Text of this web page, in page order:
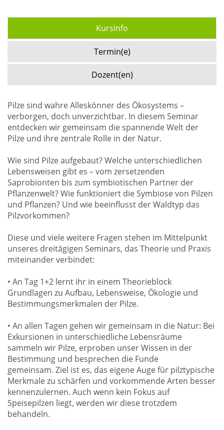
Kursinfo
Termin(e)
Dozent(en)
Pilze sind wahre Alleskönner des Ökosystems –
verborgen, doch unverzichtbar. In diesem Seminar
entdecken wir gemeinsam die spannende Welt der
Pilze und ihre zentrale Rolle in der Natur.
Wie sind Pilze aufgebaut? Welche unterschiedlichen
Lebensweisen gibt es – vom zersetzenden
Saprobionten bis zum symbiotischen Partner der
Pflanzenwelt? Wie funktioniert die Symbiose von Pilzen
und Pflanzen? Und wie beeinflusst der Waldtyp das
Pilzvorkommen?
Diese und viele weitere Fragen stehen im Mittelpunkt
unseres dreitägigen Seminars, das Theorie und Praxis
miteinander verbindet:
• An Tag 1+2 lernt ihr in einem Theorieblock
Grundlagen zu Aufbau, Lebensweise, Ökologie und
Bestimmungsmerkmalen der Pilze.
• An allen Tagen gehen wir gemeinsam in die Natur: Bei
Exkursionen in unterschiedliche Lebensräume
sammeln wir Pilze, erproben unser Wissen in der
Bestimmung und besprechen die Funde
gemeinsam. Ziel ist es, das eigene Auge für pilztypische
Merkmale zu schärfen und vorkommende Arten besser
kennenzulernen. Auch wenn kein Fokus auf
Speisepilzen liegt, werden wir diese trotzdem
behandeln.